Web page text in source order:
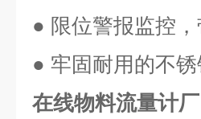
● 限位警报监控
● 牢固耐用的不
在线物料流量计厂